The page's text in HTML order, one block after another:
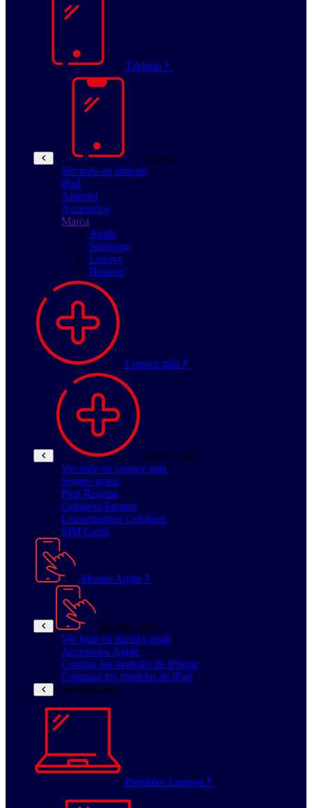
Tabletas
Tabletas
Ver todo en tabletas
iPad
Android
Accesorios
Marca
Apple
Samsung
Lenovo
Huawei
Conoce más
Conoce más
Ver todo en conoce más
Seguro gratis
Plan Retoma
Celulares baratos
Lanzamientos Celulares
SIM Cards
Mundo Apple
Mundo Apple
Ver todo en mundo apple
Accesorios Apple
Compra los modelos de iPhone
Compara los modelos de iPad
Computadores
Portátiles Laptops